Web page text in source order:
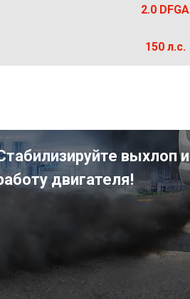
2.0 DFGA
150 л.с.
выхлоп и
двигателя!